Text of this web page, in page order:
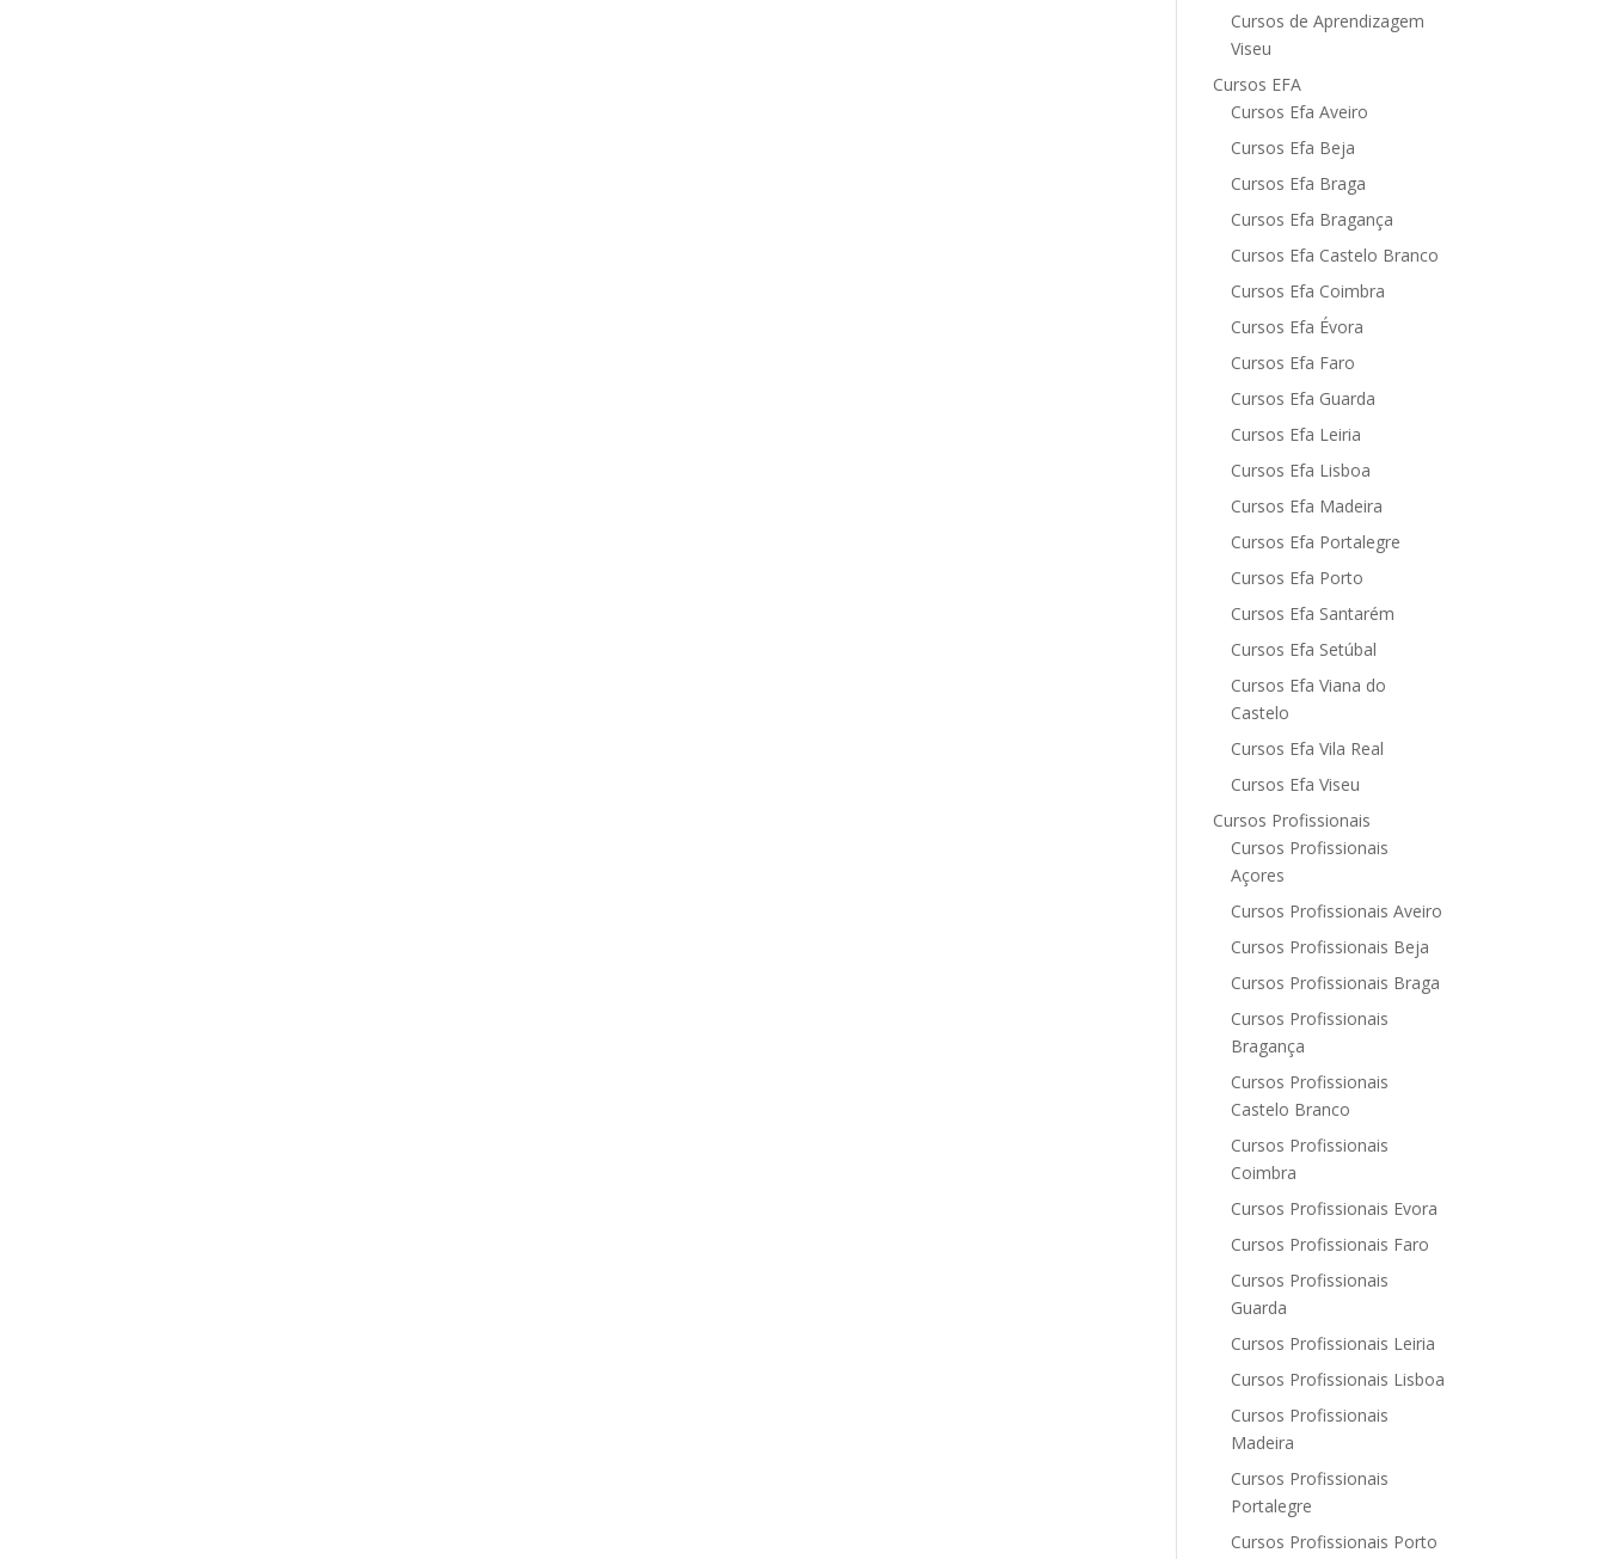
Cursos de Aprendizagem
Viseu
Cursos EFA
Cursos Efa Aveiro
Cursos Efa Beja
Cursos Efa Braga
Cursos Efa Bragança
Cursos Efa Castelo Branco
Cursos Efa Coimbra
Cursos Efa Évora
Cursos Efa Faro
Cursos Efa Guarda
Cursos Efa Leiria
Cursos Efa Lisboa
Cursos Efa Madeira
Cursos Efa Portalegre
Cursos Efa Porto
Cursos Efa Santarém
Cursos Efa Setúbal
Cursos Efa Viana do
Castelo
Cursos Efa Vila Real
Cursos Efa Viseu
Cursos Profissionais
Cursos Profissionais
Açores
Cursos Profissionais Aveiro
Cursos Profissionais Beja
Cursos Profissionais Braga
Cursos Profissionais
Bragança
Cursos Profissionais
Castelo Branco
Cursos Profissionais
Coimbra
Cursos Profissionais Evora
Cursos Profissionais Faro
Cursos Profissionais
Guarda
Cursos Profissionais Leiria
Cursos Profissionais Lisboa
Cursos Profissionais
Madeira
Cursos Profissionais
Portalegre
Cursos Profissionais Porto